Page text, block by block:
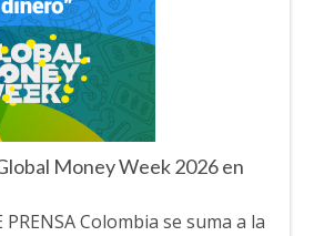
Money Week 2026 en
PRENSA Colombia se suma a la